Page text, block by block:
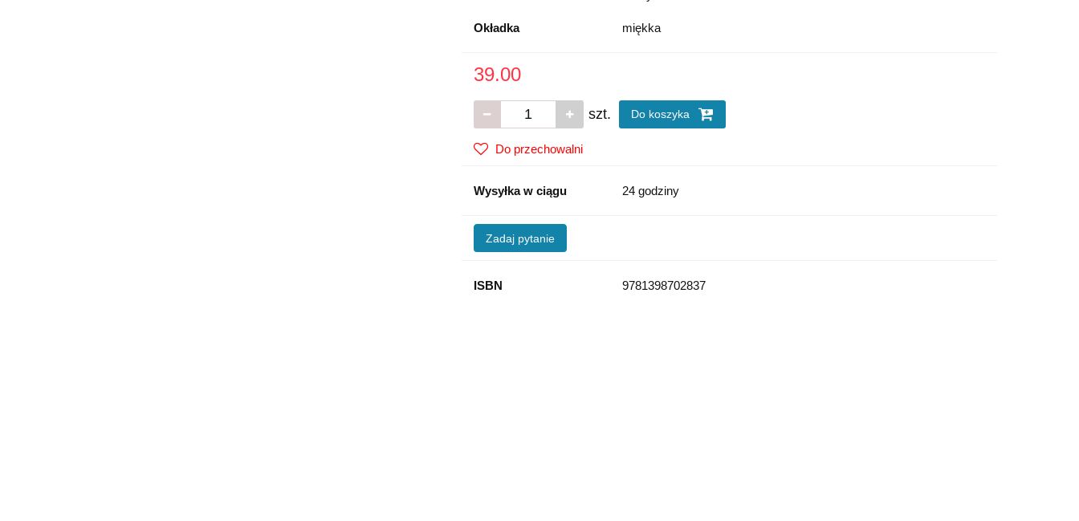
Okładka miękka
39.00
szt. Do koszyka
Do przechowalni
Wysyłka w ciągu 24 godziny
Zadaj pytanie
ISBN 9781398702837